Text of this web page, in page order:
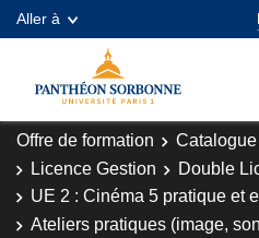
Aller à
Offre de formation
Licence Gestion
Double
UE 2 : Cinéma 5 pratique et
Ateliers pratiques (image,